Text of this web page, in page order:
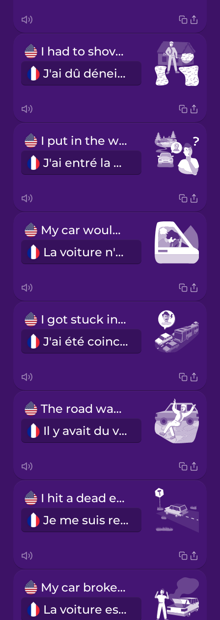
I had to shovel my driveway.
J'ai dû déneiger l'allée.
I put in the wrong address.
J'ai entré la mauvaise adresse.
My car wouldn't start.
La voiture n'a pas voulu démarrer.
I got stuck in traffic.
J'ai été coincé dans les embouteillages.
The road was covered in ice.
Il y avait du verglas sur la route.
I hit a dead end.
Je me suis retrouvé dans un cul-de-sac.
My car broke down.
La voiture est tombée en panne.